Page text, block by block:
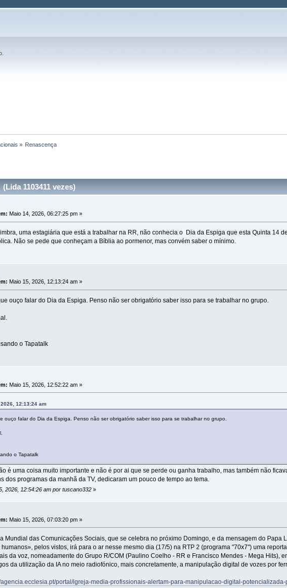
» Renascença
1103411 vezes)
Maio 14, 2026, 06:27:25 pm »
uma estagiária que está a trabalhar na RR, não conhecia o Dia da Espiga que esta Quinta 14
Não se pede que conheçam a Bíblia ao pormenor, mas convém saber o mínimo.
Maio 15, 2026, 12:13:24 am »
ouço falar do Dia da Espiga. Penso não ser obrigatório saber isso para se trabalhar no grupo.
o Tapatalk
Maio 15, 2026, 12:52:22 am »
12:13:24 am
ouço falar do Dia da Espiga. Penso não ser obrigatório saber isso para se trabalhar no grupo.
o Tapatalk
é uma coisa muito importante e não é por ai que se perde ou ganha trabalho, mas também não
dos programas da manhã da TV, dedicaram um pouco de tempo ao tema.
2026, 12:54:26 am por tuscano332»
Maio 15, 2026, 07:03:20 pm »
Mundial das Comunicações Sociais, que se celebra no próximo Domingo, e da mensagem do Papa
pelos vistos, irá para o ar nesse mesmo dia (17/5) na RTP 2 (programa "70x7") uma
da voz, nomeadamente do Grupo R/COM (Paulino Coelho - RR e Francisco Mendes - Mega Hits),
da utilização da IA no meio radiofónico, mais concretamente, a manipulação digital de vozes por
agencia.ecclesia.pt/portal/igreja-media-profissionais-alertam-para-manipulacao-digital-